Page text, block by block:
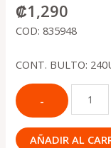
₡1,290
COD: 835948
CONT. BULTO:
AÑADIR AL